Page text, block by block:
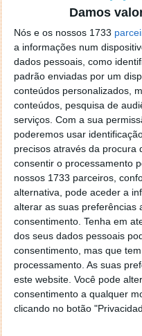
Damos
Nós e os nossos 1733
a informações num
dados pessoais, como
padrão enviadas por um
conteúdos personalizados,
conteúdos, pesquisa de
serviços. Com a sua
poderemos usar
precisos através da procura
consentir o processamento
nossos 1733 parceiros,
alternativa, pode aceder a
alterar as suas preferências
consentimento. Tenha em
dos seus dados pessoais
consentimento, mas que
processamento. As suas
este website. Você pode
consentimento a qualquer
clicando no botão
Por fim, no segmento
grandes novidades. A
favorita dos
modelos a ocupar o
No infográfico seguinte
modelos que
portugueses em 2016 e
cada categoria